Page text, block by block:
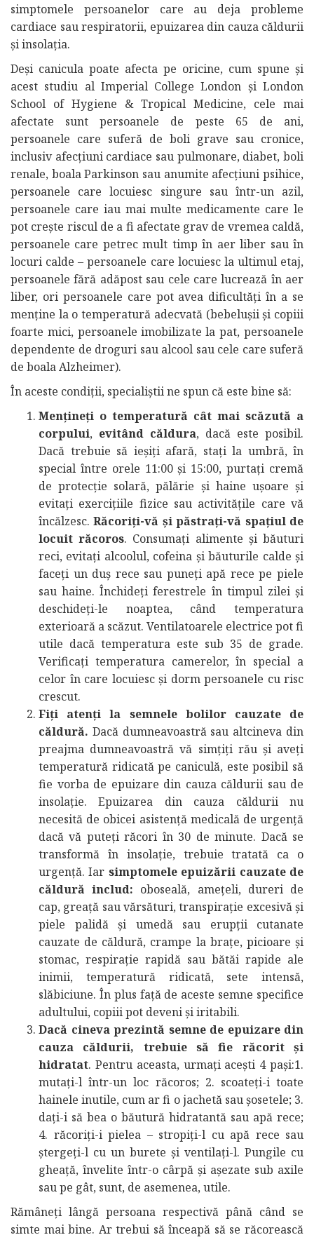
simptomele persoanelor care au deja probleme
cardiace sau respiratorii, epuizarea din cauza căldurii
și insolația.
Deși canicula poate afecta pe oricine, cum spune și
acest studiu al Imperial College London și London
School of Hygiene & Tropical Medicine, cele mai
afectate sunt persoanele de peste 65 de ani,
persoanele care suferă de boli grave sau cronice,
inclusiv afecțiuni cardiace sau pulmonare, diabet, boli
renale, boala Parkinson sau anumite afecțiuni psihice,
persoanele care locuiesc singure sau într-un azil,
persoanele care iau mai multe medicamente care le
pot crește riscul de a fi afectate grav de vremea caldă,
persoanele care petrec mult timp în aer liber sau în
locuri calde – persoanele care locuiesc la ultimul etaj,
persoanele fără adăpost sau cele care lucrează în aer
liber, ori persoanele care pot avea dificultăți în a se
menține la o temperatură adecvată (bebelușii și copiii
foarte mici, persoanele imobilizate la pat, persoanele
dependente de droguri sau alcool sau cele care suferă
de boala Alzheimer).
În aceste condiții, specialiștii ne spun că este bine să:
Mențineți o temperatură cât mai scăzută a
corpului, evitând căldura, dacă este posibil.
Dacă trebuie să ieșiți afară, stați la umbră, în
special între orele 11:00 și 15:00, purtați cremă
de protecție solară, pălărie și haine ușoare și
evitați exercițiile fizice sau activitățile care vă
încălzesc.Răcoriți-vă și păstrați-vă spațiul de
locuit răcoros. Consumați alimente și băuturi
reci, evitați alcoolul, cofeina și băuturile calde și
faceți un duș rece sau puneți apă rece pe piele
sau haine. Închideți ferestrele în timpul zilei și
deschideți-le noaptea, când temperatura
exterioară a scăzut. Ventilatoarele electrice pot fi
utile dacă temperatura este sub 35 de grade.
Verificați temperatura camerelor, în special a
celor în care locuiesc și dorm persoanele cu risc
crescut.
Fiți atenți la semnele bolilor cauzate de
căldură. Dacă dumneavoastră sau altcineva din
preajma dumneavoastră vă simțiți rău și aveți
temperatură ridicată pe caniculă, este posibil să
fie vorba de epuizare din cauza căldurii sau de
insolație. Epuizarea din cauza căldurii nu
necesită de obicei asistență medicală de urgență
dacă vă puteți răcori în 30 de minute. Dacă se
transformă în insolație, trebuie tratată ca o
urgență. Iar simptomele epuizării cauzate de
căldură includ: oboseală, amețeli, dureri de
cap, greață sau vărsături, transpirație excesivă și
piele palidă și umedă sau erupții cutanate
cauzate de căldură, crampe la brațe, picioare și
stomac, respirație rapidă sau bătăi rapide ale
inimii, temperatură ridicată, sete intensă,
slăbiciune. În plus față de aceste semne specifice
adultului, copiii pot deveni și iritabili.
Dacă cineva prezintă semne de epuizare din
cauza căldurii, trebuie să fie răcorit și
hidratat. Pentru aceasta, urmați acești 4 pași:1.
mutați-l într-un loc răcoros; 2. scoateți-i toate
hainele inutile, cum ar fi o jachetă sau șosetele; 3.
dați-i să bea o băutură hidratantă sau apă rece;
4. răcoriți-i pielea – stropiți-l cu apă rece sau
ștergeți-l cu un burete și ventilați-l. Pungile cu
gheață, învelite într-o cârpă și așezate sub axile
sau pe gât, sunt, de asemenea, utile.
Rămâneți lângă persoana respectivă până când se
simte mai bine. Ar trebui să înceapă să se răcorească